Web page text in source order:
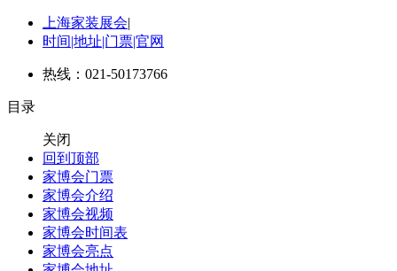
上海家装展会|
时间|地址|门票|官网
热线：021-50173766
目录
关闭
回到顶部
家博会门票
家博会介绍
家博会视频
家博会时间表
家博会亮点